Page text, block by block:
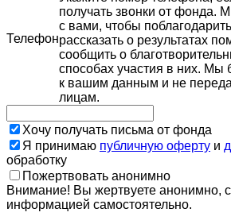
Телефон
получать звонки от фонда.
с вами, чтобы
рассказать о результатах
сообщить о
способах участия в них. Мы
к вашим данным и не
лицам.
Хочу получать письма от фонда
Я принимаю публичную оферту и
обработку
Пожертвовать анонимно
Внимание! Вы жертвуете анонимно,
информацией самостоятельно.